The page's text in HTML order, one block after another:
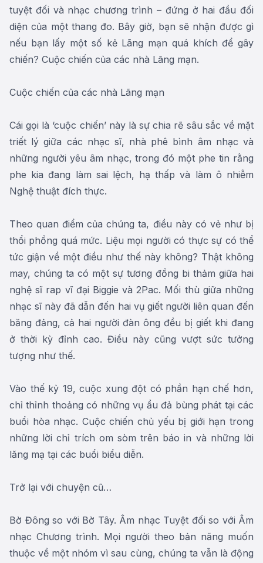
tuyệt đối và nhạc chương trình – đứng ở hai đầu đối
diện của một thang đo. Bây giờ, bạn sẽ nhận được gì
nếu bạn lấy một số kẻ Lãng mạn quá khích để gây
chiến? Cuộc chiến của các nhà Lãng mạn.
Cuộc chiến của các nhà Lãng mạn
Cái gọi là ‘cuộc chiến’ này là sự chia rẽ sâu sắc về mặt
triết lý giữa các nhạc sĩ, nhà phê bình âm nhạc và
những người yêu âm nhạc, trong đó một phe tin rằng
phe kia đang làm sai lệch, hạ thấp và làm ô nhiễm
Nghệ thuật đích thực.
Theo quan điểm của chúng ta, điều này có vẻ như bị
thổi phồng quá mức. Liệu mọi người có thực sự có thể
tức giận về một điều như thế này không? Thật không
may, chúng ta có một sự tương đồng bi thảm giữa hai
nghệ sĩ rap vĩ đại Biggie và 2Pac. Mối thù giữa những
nhạc sĩ này đã dẫn đến hai vụ giết người liên quan đến
băng đảng, cả hai người đàn ông đều bị giết khi đang
ở thời kỳ đỉnh cao. Điều này cũng vượt sức tưởng
tượng như thế.
Vào thế kỷ 19, cuộc xung đột có phần hạn chế hơn,
chỉ thỉnh thoảng có những vụ ẩu đả bùng phát tại các
buổi hòa nhạc. Cuộc chiến chủ yếu bị giới hạn trong
những lời chỉ trích om sòm trên báo in và những lời
lăng mạ tại các buổi biểu diễn.
Trở lại với chuyện cũ…
Bờ Đông so với Bờ Tây. Âm nhạc Tuyệt đối so với Âm
nhạc Chương trình. Mọi người theo bản năng muốn
thuộc về một nhóm vì sau cùng, chúng ta vẫn là động